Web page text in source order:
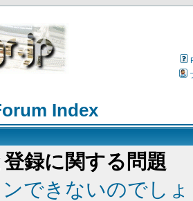
Index
録に関する問題
できないのでし